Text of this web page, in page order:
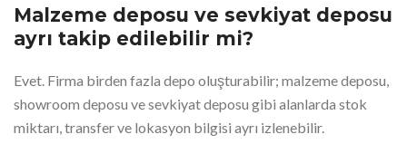
Malzeme deposu ve sevkiyat deposu
ayrı takip edilebilir mi?
Evet. Firma birden fazla depo oluşturabilir; malzeme deposu,
showroom deposu ve sevkiyat deposu gibi alanlarda stok
miktarı, transfer ve lokasyon bilgisi ayrı izlenebilir.